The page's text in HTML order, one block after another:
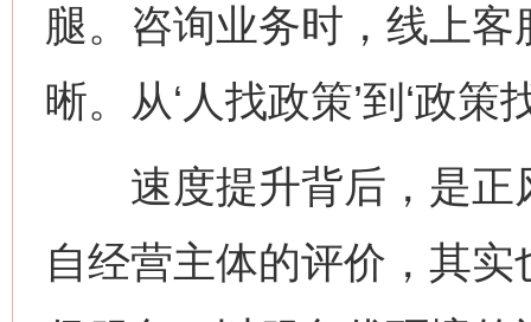
腿。咨询业务时，线上
晰。从‘人找政策’到‘政策
速度提升背后，是正
自经营主体的评价，其